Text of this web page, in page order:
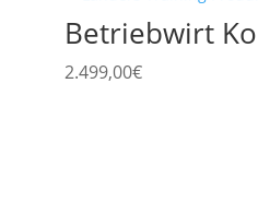
Betriebwirt
2.499,00€